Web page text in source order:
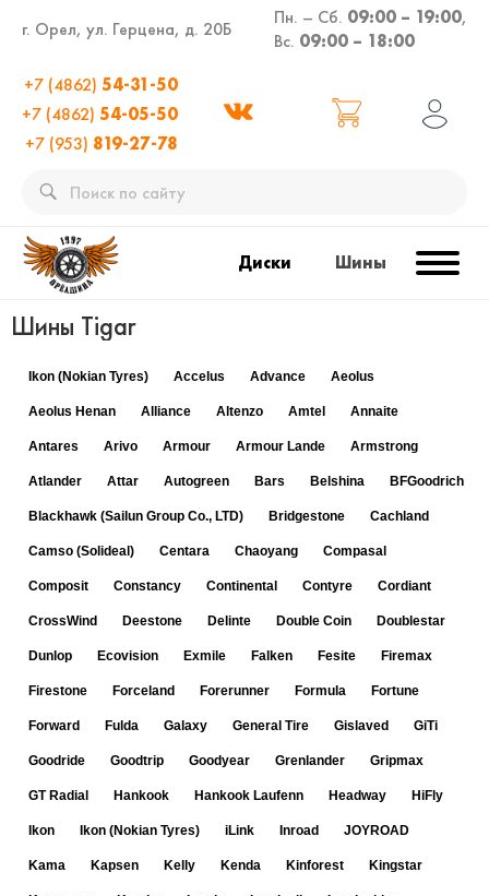
г. Орел, ул. Герцена, д. 20Б
Пн. – Сб. 09:00 – 19:00,
Вс. 09:00 – 18:00
+7 (4862) 54-31-50
+7 (4862) 54-05-50
+7 (953) 819-27-78
Диски Шины
Шины Tigar
Ikon (Nokian Tyres) Accelus Advance Aeolus
Aeolus Henan Alliance Altenzo Amtel Annaite
Antares Arivo Armour Armour Lande Armstrong
Atlander Attar Autogreen Bars Belshina BFGoodrich
Blackhawk (Sailun Group Co., LTD) Bridgestone Cachland
Camso (Solideal) Centara Chaoyang Compasal
Composit Constancy Continental Contyre Cordiant
CrossWind Deestone Delinte Double Coin Doublestar
Dunlop Ecovision Exmile Falken Fesite Firemax
Firestone Forceland Forerunner Formula Fortune
Forward Fulda Galaxy General Tire Gislaved GiTi
Goodride Goodtrip Goodyear Grenlander Gripmax
GT Radial Hankook Hankook Laufenn Headway HiFly
Ikon Ikon (Nokian Tyres) iLink Inroad JOYROAD
Kama Kapsen Kelly Kenda Kinforest Kingstar